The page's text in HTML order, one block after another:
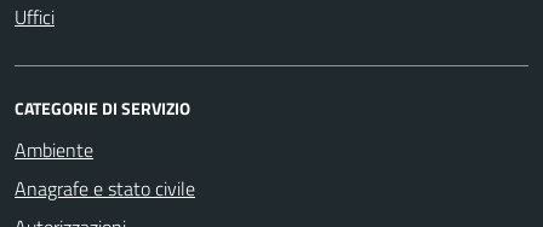
Uffici
CATEGORIE DI SERVIZIO
Ambiente
Anagrafe e stato civile